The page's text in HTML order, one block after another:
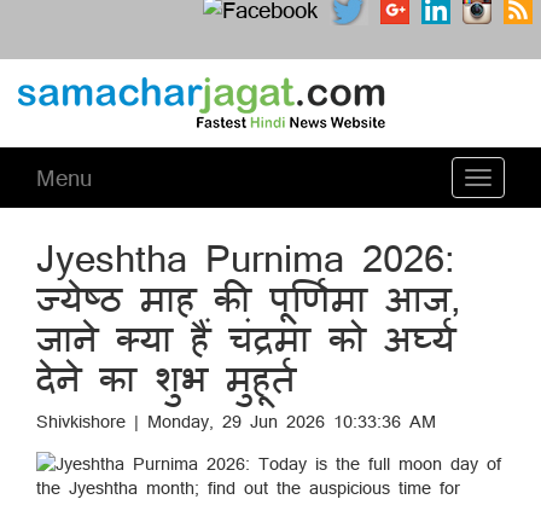
Toggle
Menu
Jyeshtha Purnima 2026:
ज्येष्ठ माह की पूर्णिमा आज,
जाने क्या हैं चंद्रमा को अर्घ्य
देने का शुभ मुहूर्त
Shivkishore | Monday, 29 Jun 2026 10:33:36 AM